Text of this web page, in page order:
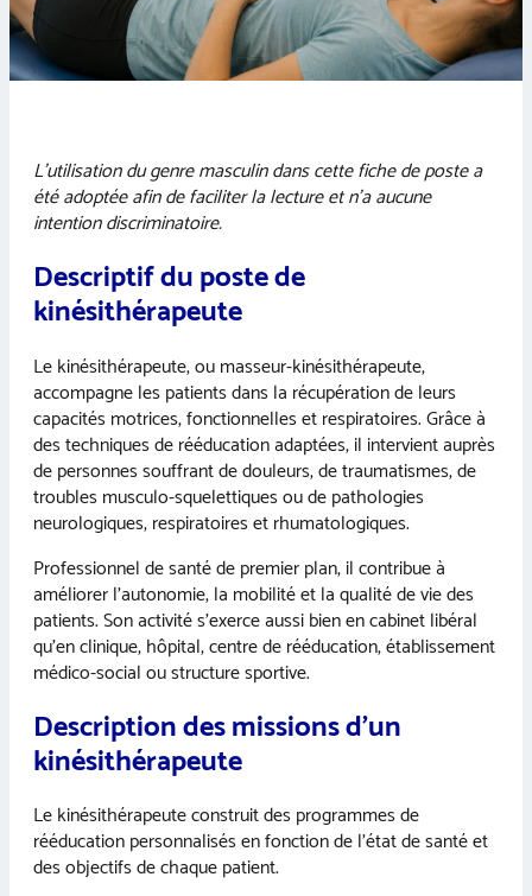
L’utilisation du genre masculin dans cette fiche de poste a
été adoptée afin de faciliter la lecture et n’a aucune
intention discriminatoire.
Descriptif du poste de
kinésithérapeute
Le kinésithérapeute, ou masseur-kinésithérapeute,
accompagne les patients dans la récupération de leurs
capacités motrices, fonctionnelles et respiratoires. Grâce à
des techniques de rééducation adaptées, il intervient auprès
de personnes souffrant de douleurs, de traumatismes, de
troubles musculo-squelettiques ou de pathologies
neurologiques, respiratoires et rhumatologiques.
Professionnel de santé de premier plan, il contribue à
améliorer l’autonomie, la mobilité et la qualité de vie des
patients. Son activité s’exerce aussi bien en cabinet libéral
qu’en clinique, hôpital, centre de rééducation, établissement
médico-social ou structure sportive.
Description des missions d’un
kinésithérapeute
Le kinésithérapeute construit des programmes de
rééducation personnalisés en fonction de l’état de santé et
des objectifs de chaque patient.